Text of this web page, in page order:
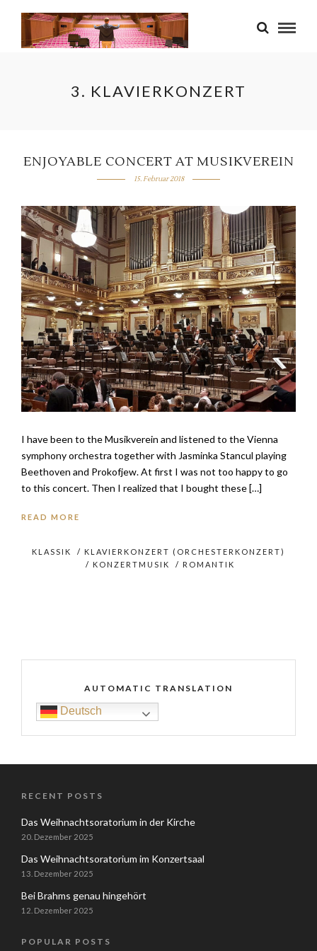
3. KLAVIERKONZERT
ENJOYABLE CONCERT AT MUSIKVEREIN
15. Februar 2018
I have been to the Musikverein and listened to the Vienna
symphony orchestra together with Jasminka Stancul playing
Beethoven and Prokofjew. At first I was not too happy to go
to this concert. Then I realized that I bought these […]
READ MORE
KLASSIK / KLAVIERKONZERT (ORCHESTERKONZERT)
/ KONZERTMUSIK / ROMANTIK
AUTOMATIC TRANSLATION
Deutsch
RECENT POSTS
Das Weihnachtsoratorium in der Kirche
20. Dezember 2025
Das Weihnachtsoratorium im Konzertsaal
13. Dezember 2025
Bei Brahms genau hingehört
12. Dezember 2025
POPULAR POSTS